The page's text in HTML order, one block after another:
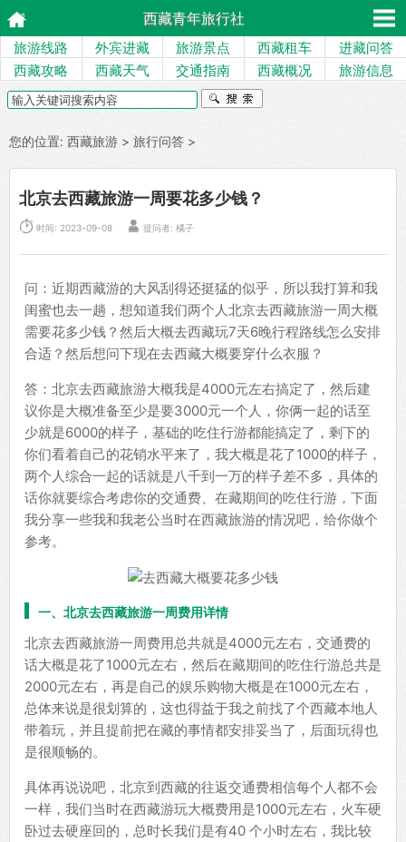
西藏青年旅行社
旅游线路 外宾进藏 旅游景点 西藏租车
进藏问答
西藏攻略
西藏天气 交通指南 西藏概况 旅游信息
您的位置: 西藏旅游 > 旅行问答 >
北京去西藏旅游一周要花多少钱？
 时间: 2023-09-08  提问者: 橘子
问：近期西藏游的大风刮得还挺猛的似乎，所以我打算和我
闺蜜也去一趟，想知道我们两个人北京去西藏旅游一周大概
需要花多少钱？然后大概去西藏玩7天6晚行程路线怎么安排
合适？然后想问下现在去西藏大概要穿什么衣服？
答：北京去西藏旅游大概我是4000元左右搞定了，然后建
议你是大概准备至少是要3000元一个人，你俩一起的话至
少就是6000的样子，基础的吃住行游都能搞定了，剩下的
你们看着自己的花销水平来了，我大概是花了1000的样子，
两个人综合一起的话就是八千到一万的样子差不多，具体的
话你就要综合考虑你的交通费、在藏期间的吃住行游，下面
我分享一些我和我老公当时在西藏旅游的情况吧，给你做个
参考。
一、北京去西藏旅游一周费用详情
北京去西藏旅游一周费用总共就是4000元左右，交通费的
话大概是花了1000元左右，然后在藏期间的吃住行游总共是
2000元左右，再是自己的娱乐购物大概是在1000元左右，
总体来说是很划算的，这也得益于我之前找了个西藏本地人
带着玩，并且提前把在藏的事情都安排妥当了，后面玩得也
是很顺畅的。
具体再说说吧，北京到西藏的往返交通费相信每个人都不会
一样，我们当时在西藏游玩大概费用是1000元左右，火车硬
卧过去硬座回的，总时长我们是有40 个小时左右，我比较